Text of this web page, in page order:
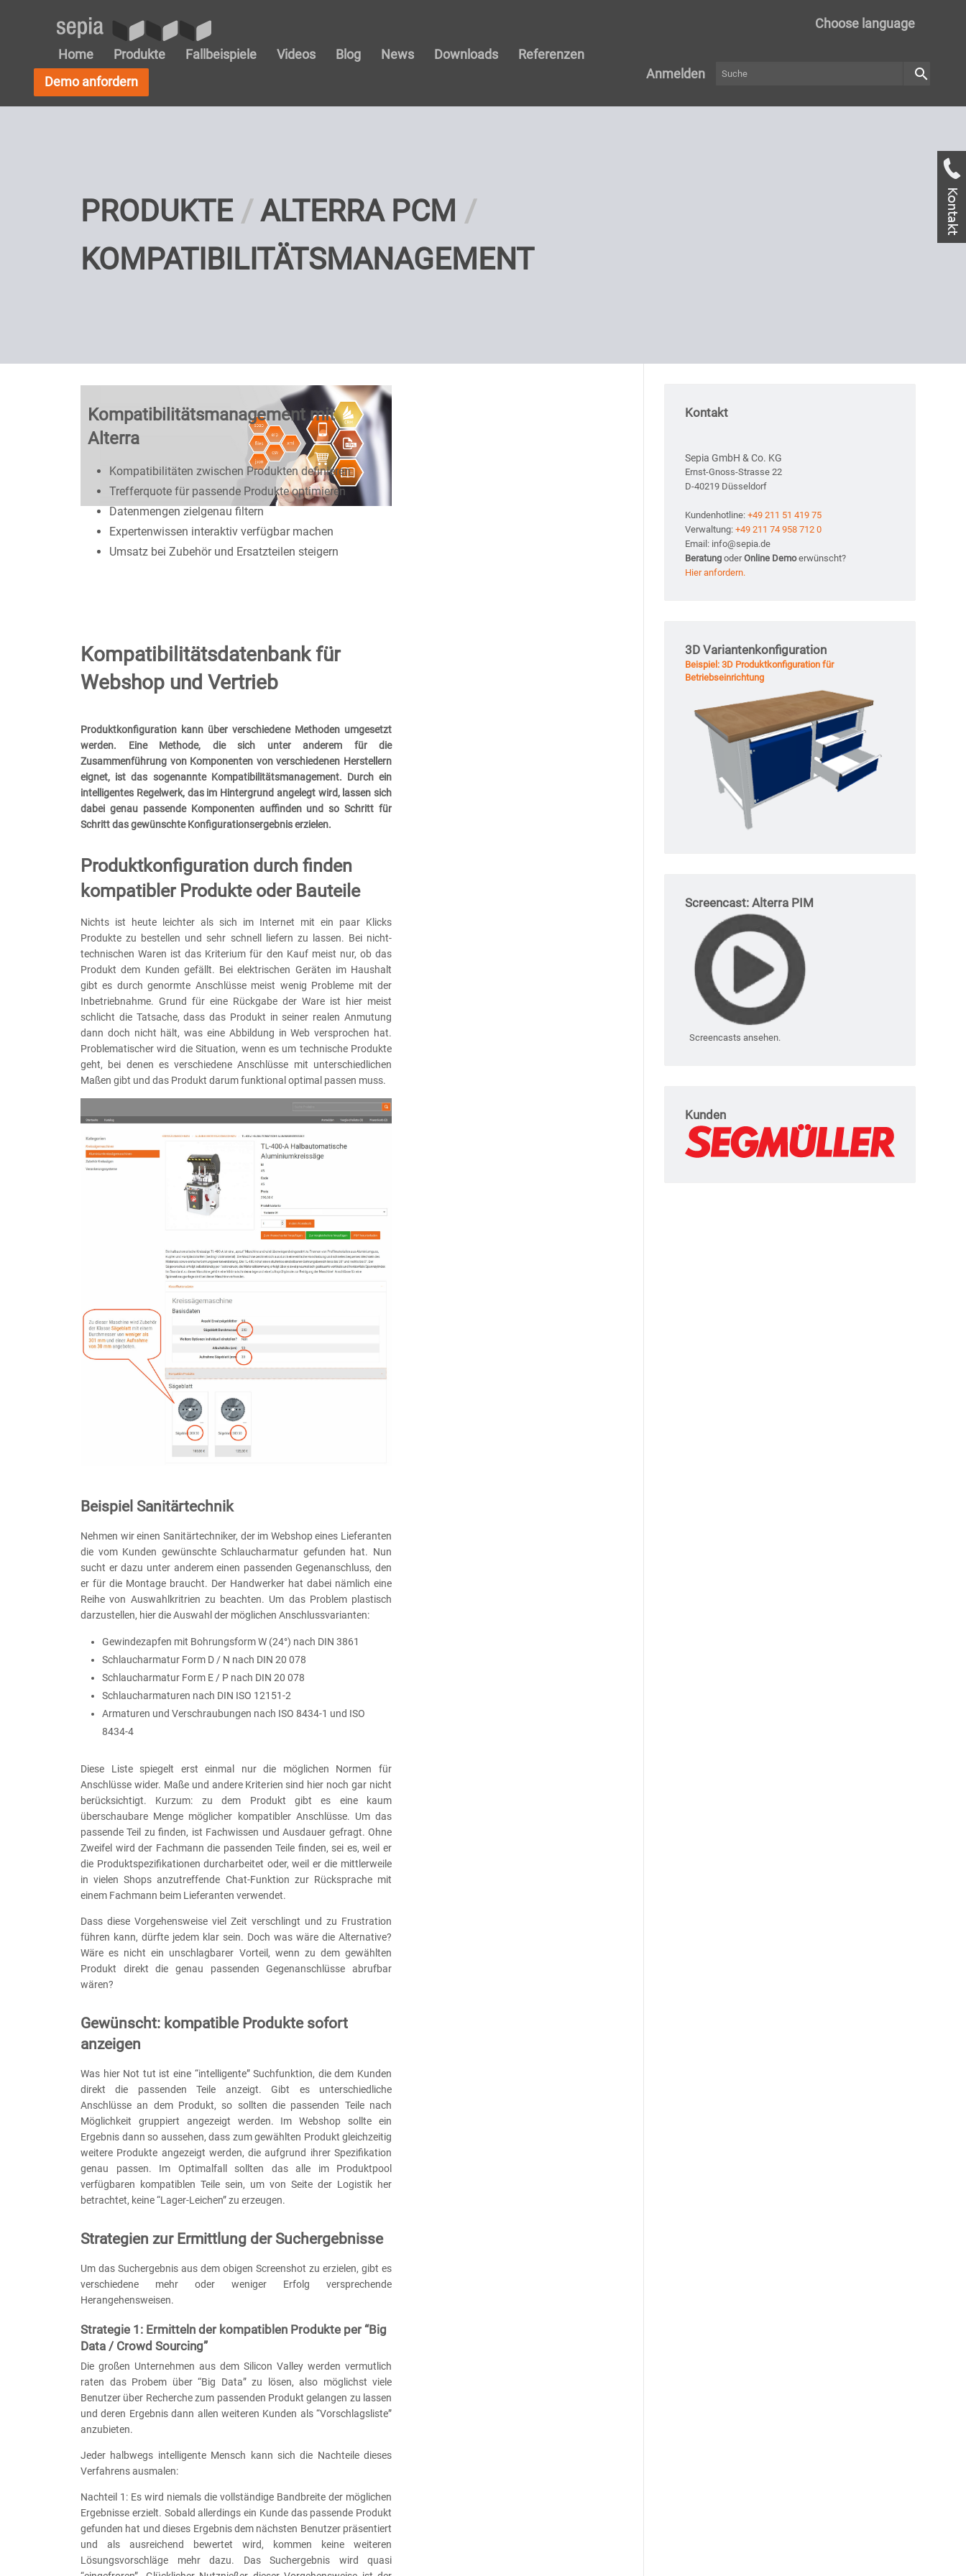
Choose language
Home Produkte Fallbeispiele Videos Blog News Downloads
Referenzen
Demo anfordern
Anmelden search
PRODUKTE
ALTERRA PCM
KOMPATIBILITÄTSMANAGEMENT
Kompatibilitätsmanagement mit
Alterra
Kompatibilitäten zwischen Produkten definieren
Trefferquote für passende Produkte optimieren
Datenmengen zielgenau filtern
Expertenwissen interaktiv verfügbar machen
Umsatz bei Zubehör und Ersatzteilen steigern
Kompatibilitätsdatenbank für
Webshop und Vertrieb
Produktkonfiguration kann über verschiedene Methoden umgesetzt
werden. Eine Methode, die sich unter anderem für die
Zusammenführung von Komponenten von verschiedenen Herstellern
eignet, ist das sogenannte Kompatibilitätsmanagement. Durch ein
intelligentes Regelwerk, das im Hintergrund angelegt wird, lassen sich
dabei genau passende Komponenten auffinden und so Schritt für
Schritt das gewünschte Konfigurationsergebnis erzielen.
Produktkonfiguration durch finden
kompatibler Produkte oder Bauteile
Nichts ist heute leichter als sich im Internet mit ein paar Klicks
Produkte zu bestellen und sehr schnell liefern zu lassen. Bei nicht-
technischen Waren ist das Kriterium für den Kauf meist nur, ob das
Produkt dem Kunden gefällt. Bei elektrischen Geräten im Haushalt
gibt es durch genormte Anschlüsse meist wenig Probleme mit der
Inbetriebnahme. Grund für eine Rückgabe der Ware ist hier meist
schlicht die Tatsache, dass das Produkt in seiner realen Anmutung
dann doch nicht hält, was eine Abbildung in Web versprochen hat.
Problematischer wird die Situation, wenn es um technische Produkte
geht, bei denen es verschiedene Anschlüsse mit unterschiedlichen
Maßen gibt und das Produkt darum funktional optimal passen muss.
Beispiel Sanitärtechnik
Nehmen wir einen Sanitärtechniker, der im Webshop eines Lieferanten
die vom Kunden gewünschte Schlaucharmatur gefunden hat. Nun
sucht er dazu unter anderem einen passenden Gegenanschluss, den
er für die Montage braucht. Der Handwerker hat dabei nämlich eine
Reihe von Auswahlkritrien zu beachten. Um das Problem plastisch
darzustellen, hier die Auswahl der möglichen Anschlussvarianten:
Gewindezapfen mit Bohrungsform W (24°) nach DIN 3861
Schlaucharmatur Form D / N nach DIN 20 078
Schlaucharmatur Form E / P nach DIN 20 078
Schlaucharmaturen nach DIN ISO 12151-2
Armaturen und Verschraubungen nach ISO 8434-1 und ISO
8434-4
Diese Liste spiegelt erst einmal nur die möglichen Normen für
Anschlüsse wider. Maße und andere Kriterien sind hier noch gar nicht
berücksichtigt. Kurzum: zu dem Produkt gibt es eine kaum
überschaubare Menge möglicher kompatibler Anschlüsse. Um das
passende Teil zu finden, ist Fachwissen und Ausdauer gefragt. Ohne
Zweifel wird der Fachmann die passenden Teile finden, sei es, weil er
die Produktspezifikationen durcharbeitet oder, weil er die mittlerweile
in vielen Shops anzutreffende Chat-Funktion zur Rücksprache mit
einem Fachmann beim Lieferanten verwendet.
Dass diese Vorgehensweise viel Zeit verschlingt und zu Frustration
führen kann, dürfte jedem klar sein. Doch was wäre die Alternative?
Wäre es nicht ein unschlagbarer Vorteil, wenn zu dem gewählten
Produkt direkt die genau passenden Gegenanschlüsse abrufbar
wären?
Gewünscht: kompatible Produkte sofort
anzeigen
Was hier Not tut ist eine “intelligente” Suchfunktion, die dem Kunden
direkt die passenden Teile anzeigt. Gibt es unterschiedliche
Anschlüsse an dem Produkt, so sollten die passenden Teile nach
Möglichkeit gruppiert angezeigt werden. Im Webshop sollte ein
Ergebnis dann so aussehen, dass zum gewählten Produkt gleichzeitig
weitere Produkte angezeigt werden, die aufgrund ihrer Spezifikation
genau passen. Im Optimalfall sollten das alle im Produktpool
verfügbaren kompatiblen Teile sein, um von Seite der Logistik her
betrachtet, keine “Lager-Leichen” zu erzeugen.
Strategien zur Ermittlung der Suchergebnisse
Um das Suchergebnis aus dem obigen Screenshot zu erzielen, gibt es
verschiedene mehr oder weniger Erfolg versprechende
Herangehensweisen.
Strategie 1: Ermitteln der kompatiblen Produkte per “Big
Data / Crowd Sourcing”
Die großen Unternehmen aus dem Silicon Valley werden vermutlich
raten das Probem über “Big Data” zu lösen, also möglichst viele
Benutzer über Recherche zum passenden Produkt gelangen zu lassen
und deren Ergebnis dann allen weiteren Kunden als “Vorschlagsliste”
anzubieten.
Jeder halbwegs intelligente Mensch kann sich die Nachteile dieses
Verfahrens ausmalen:
Nachteil 1: Es wird niemals die vollständige Bandbreite der möglichen
Ergebnisse erzielt. Sobald allerdings ein Kunde das passende Produkt
gefunden hat und dieses Ergebnis dem nächsten Benutzer präsentiert
und als ausreichend bewertet wird, kommen keine weiteren
Lösungsvorschläge mehr dazu. Das Suchergebnis wird quasi
Kontakt
Sepia GmbH & Co. KG
Ernst-Gnoss-Strasse 22
D-40219 Düsseldorf
Kundenhotline: +49 211 51 419 75
Verwaltung: +49 211 74 958 712 0
Email: info@sepia.de
Beratung oderOnline Demoerwünscht?
Hier anfordern.
3D Variantenkonfiguration
Beispiel: 3D Produktkonfiguration für
Betriebseinrichtung
Screencast: Alterra PIM
Screencasts ansehen.
Kunden